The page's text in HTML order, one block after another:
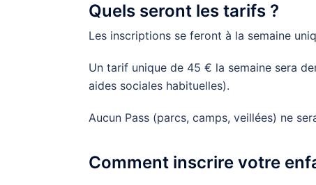
Quels seront les tarifs ?
Les inscriptions se feront à la semaine
Un tarif unique de 45 € la semaine sera
aides sociales habituelles).
Aucun Pass (parcs, camps, veillées) ne
Comment inscrire votre